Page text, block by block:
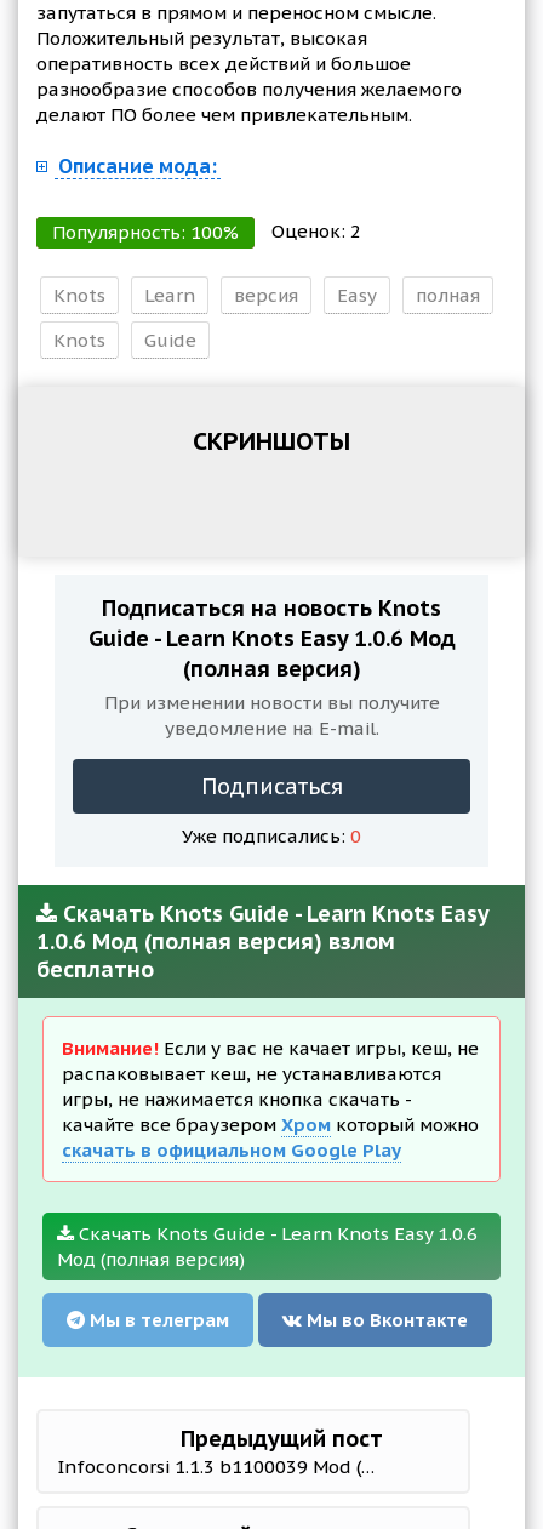
запутаться в прямом и переносном смысле.
Положительный результат, высокая
оперативность всех действий и большое
разнообразие способов получения желаемого
делают ПО более чем привлекательным.
Описание мода:
Популярность: 100% Оценок: 2
Knots Learn версия Easy
полная
Knots
Guide
СКРИНШОТЫ
Подписаться на новость Knots
Guide - Learn Knots Easy 1.0.6 Мод
(полная версия)
При изменении новости вы получите
уведомление на E-mail.
Подписаться
Уже подписались: 0
Скачать Knots Guide - Learn Knots Easy
1.0.6 Мод (полная версия) взлом
бесплатно
Внимание! Если у вас не качает игры, кеш, не
распаковывает кеш, не устанавливаются
игры, не нажимается кнопка скачать -
качайте все браузером Хром который можно
скачать в официальном Google Play
Скачать Knots Guide - Learn Knots Easy 1.0.6
Мод (полная версия)
Мы в телеграм Мы во Вконтакте
Предыдущий пост
Infoconcorsi 1.1.3 b1100039 Mod (Premium)